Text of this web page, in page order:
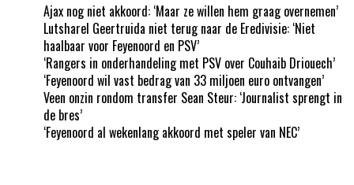
Ajax nog niet akkoord: ‘Maar ze willen hem graag overnemen’
Lutsharel Geertruida niet terug naar de Eredivisie: ‘Niet
haalbaar voor Feyenoord en PSV’
‘Rangers in onderhandeling met PSV over Couhaib Driouech’
‘Feyenoord wil vast bedrag van 33 miljoen euro ontvangen’
Veen onzin rondom transfer Sean Steur: ‘Journalist sprengt in
de bres’
‘Feyenoord al wekenlang akkoord met speler van NEC’